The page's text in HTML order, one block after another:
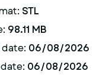
STL
98.11 MB
06/08/2026
06/08/2026